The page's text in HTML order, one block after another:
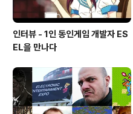
인터뷰 - 1인 동인게임 개발자 ES
EL을 만나다